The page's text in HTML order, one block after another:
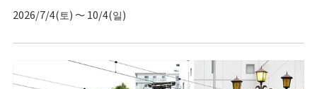
2026/7/4(토) ～ 10/4(일)